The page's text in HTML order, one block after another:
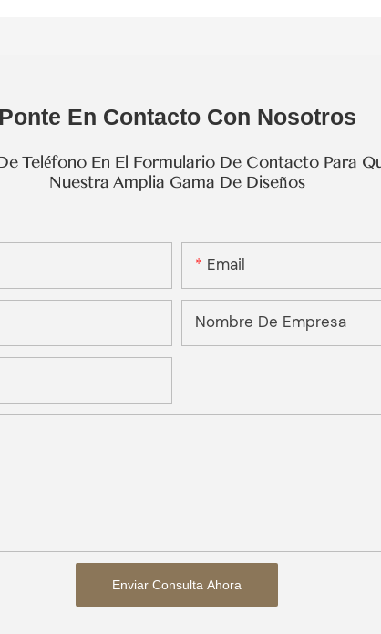
Ponte En Contacto Con Nosotros
Teléfono En El Formulario De Contacto Para
Nuestra Amplia Gama De Diseños
Email
Nombre De Empresa
Enviar Consulta Ahora